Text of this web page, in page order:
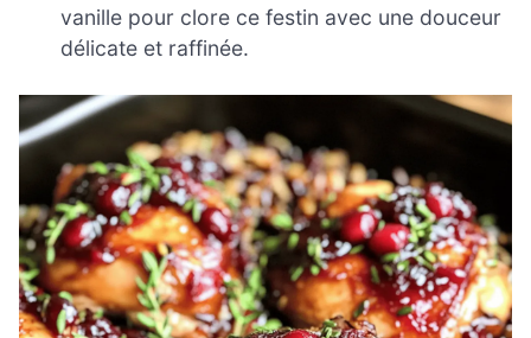
vanille pour clore ce festin avec une douceur
délicate et raffinée.